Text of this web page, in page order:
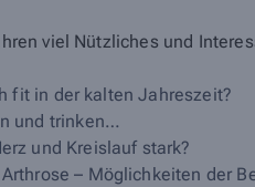
viel Nützliches und
fit in der kalten Jahreszeit?
und trinken…
und Kreislauf stark?
– Möglichkeiten der